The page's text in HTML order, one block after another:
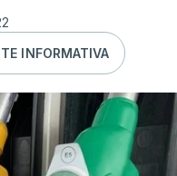
INFORMATIVA